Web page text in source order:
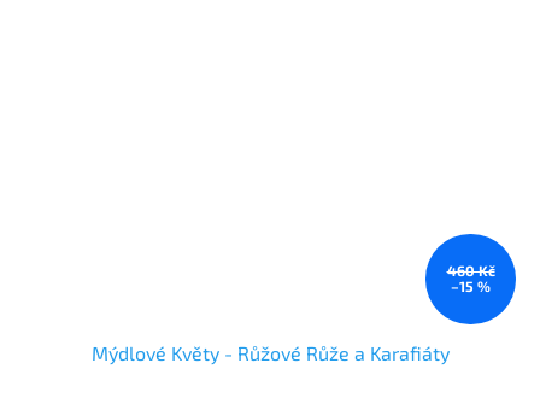
460 Kč
–15 %
Mýdlové Květy - Růžové Růže a Karafiáty